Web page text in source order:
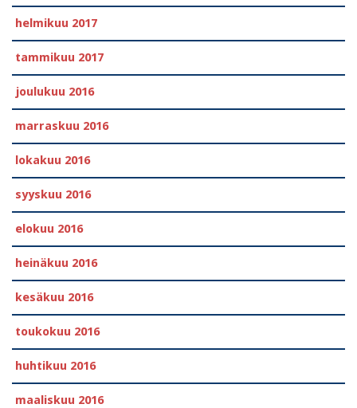
helmikuu 2017
tammikuu 2017
joulukuu 2016
marraskuu 2016
lokakuu 2016
syyskuu 2016
elokuu 2016
heinäkuu 2016
kesäkuu 2016
toukokuu 2016
huhtikuu 2016
maaliskuu 2016